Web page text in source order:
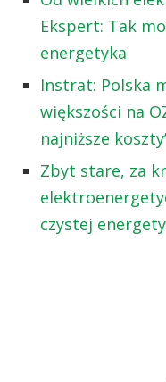
Ekspert: Tak
energetyka
Instrat: Polska
większości na
najniższe
Zbyt stare, za
czystej